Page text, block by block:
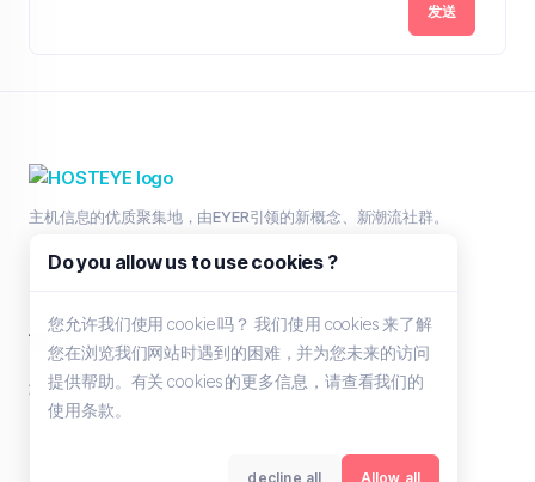
发送
主机信息的优质聚集地，由EYER引领的新概念、新潮流社群。
商品
浏览全部
服务
工单支持
其他
HOSTEYE
Do you allow us to use cookies ?
您允许我们使用 cookie 吗？ 我们使用 cookies 来了解
您在浏览我们网站时遇到的困难，并为您未来的访问
提供帮助。有关 cookies 的更多信息，请查看我们的
使用条款。
decline all Allow all